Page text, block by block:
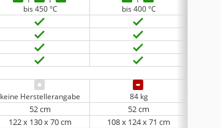
bis 450 °C bis 400 °C
keine Herstellerangabe 84 kg
52 cm
52 cm
122 x 130 x 70 cm 108 x 124 x 71 cm